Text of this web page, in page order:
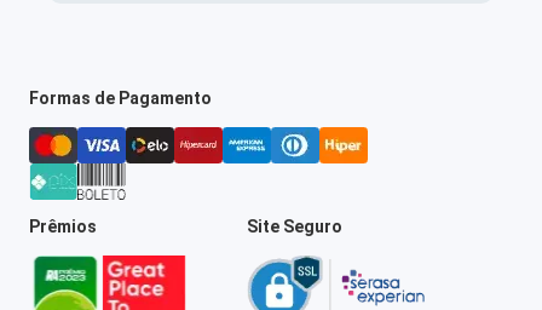
Formas de Pagamento
Prêmios Site Seguro